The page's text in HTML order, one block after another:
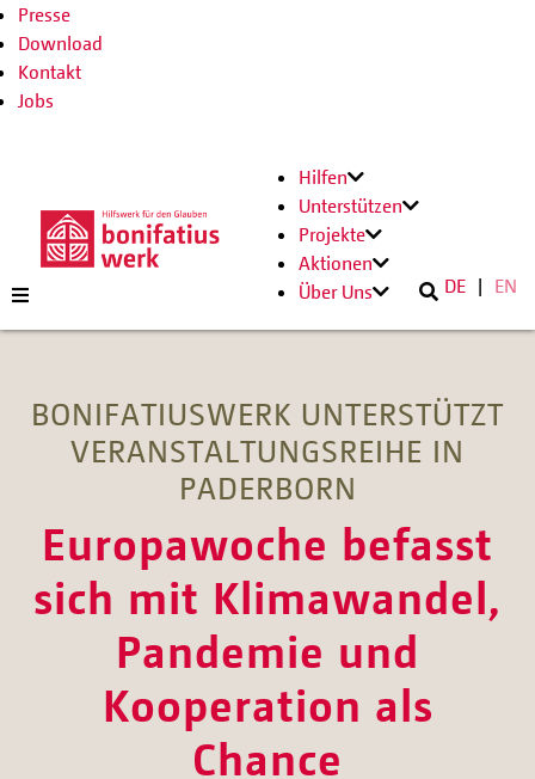
Presse
Download
Kontakt
Jobs
Hilfen
Unterstützen
Projekte
Aktionen
Über Uns
DE EN
BONIFATIUSWERK UNTERSTÜTZT
VERANSTALTUNGSREIHE IN
PADERBORN
Europawoche befasst
sich mit Klimawandel,
Pandemie und
Kooperation als
Chance